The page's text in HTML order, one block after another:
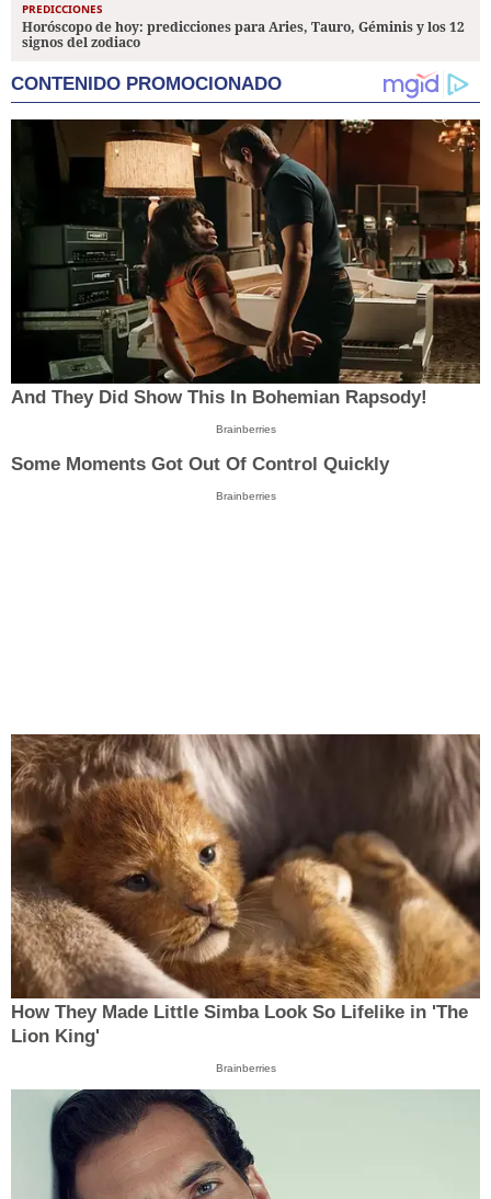
PREDICCIONES
Horóscopo de hoy: predicciones para Aries, Tauro, Géminis y los 12
signos del zodiaco
CONTENIDO PROMOCIONADO
And They Did Show This In Bohemian Rapsody!
Brainberries
Some Moments Got Out Of Control Quickly
Brainberries
How They Made Little Simba Look So Lifelike in 'The
Lion King'
Brainberries